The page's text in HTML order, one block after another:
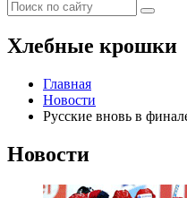
Хлебные крошки
Главная
Новости
Русские вновь в
Новости